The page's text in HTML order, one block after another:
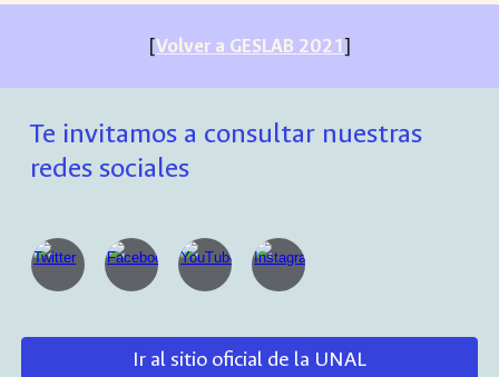
[Volver a GESLAB 2021]
Te invitamos a consultar nuestras
redes sociales
Ir al sitio oficial de la UNAL